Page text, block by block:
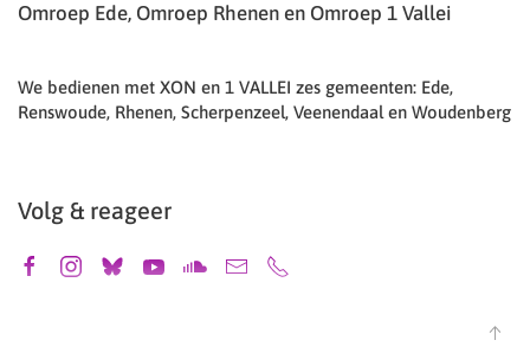
Omroep Ede, Omroep Rhenen en Omroep 1 Vallei
We bedienen met XON en 1 VALLEI zes gemeenten: Ede,
Renswoude, Rhenen, Scherpenzeel, Veenendaal en Woudenberg
Volg & reageer